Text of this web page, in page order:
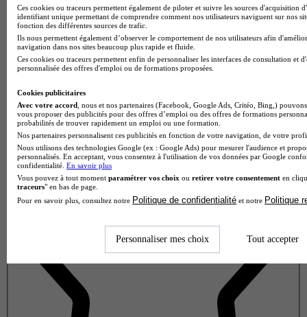
Note de 1 sur 5
Ces cookies ou traceurs permettent également de piloter et suivre les sources d'acquisition
identifiant unique permettant de comprendre comment nos utilisateurs naviguent sur nos
fonction des différentes sources de trafic.
Ils nous permettent également d’observer le comportement de nos utilisateurs afin
navigation dans nos sites beaucoup plus rapide et fluide.
Ces cookies ou traceurs permettent enfin de personnaliser les interfaces de consultation et
personnalisée des offres d'emploi ou de formations proposées.
Cookies publicitaires
Avec votre accord , nous et nos partenaires (Facebook, Google Ads, Critéo, Bing,)
vous proposer des publicités pour des offres d’emploi ou des offres de formations
probabilités de trouver rapidement un emploi ou une formation.
Nos partenaires personnalisent ces publicités en fonction de votre navigation, de votre
Nous utilisons des technologies Google (ex : Google Ads) pour mesurer l'audience et
personnalisés. En acceptant, vous consentez à l'utilisation de vos données par Google
confidentialité. En savoir plus
Vous pouvez à tout moment paramétrer vos choix ou retirer votre consentement en
traceurs" en bas de page.
Pour en savoir plus, consultez notre Politique de confidentialité et notre Politique
Personnaliser mes choix Tout accepter